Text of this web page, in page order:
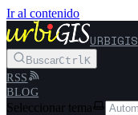
Ir al contenido
URBIGIS
BuscarCtrlK
RSS
BLOG
Seleccionar tema